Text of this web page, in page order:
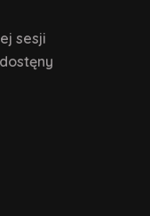
sesji